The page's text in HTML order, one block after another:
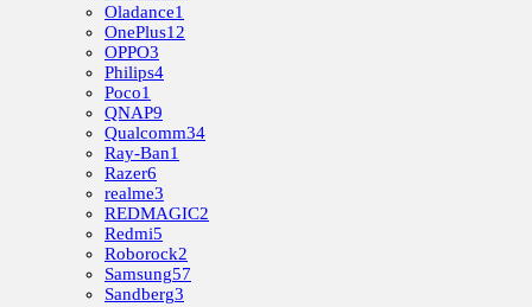
Oladance1
OnePlus12
OPPO3
Philips4
Poco1
QNAP9
Qualcomm34
Ray-Ban1
Razer6
realme3
REDMAGIC2
Redmi5
Roborock2
Samsung57
Sandberg3